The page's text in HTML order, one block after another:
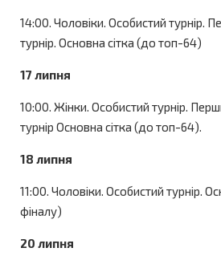
14:00. Чоловіки. Особистий турнір.
турнір. Основна сітка (до топ-64)
17 липня
10:00. Жінки. Особистий турнір.
турнір Основна сітка (до топ-64).
18 липня
11:00. Чоловіки. Особистий турнір.
фіналу)
20 липня